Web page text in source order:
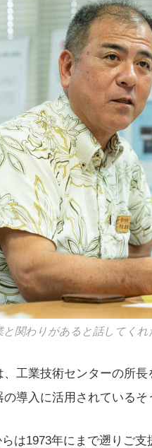
と関わりがあると話してくれ
工業技術センターの所
導入に活用されているそ
は1973年にまで遡りご